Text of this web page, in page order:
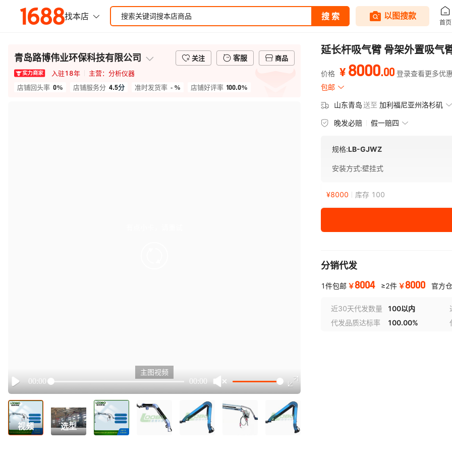
青岛路博伟业环保科技有限公司 关注 客服
商品
入驻18年 主营：分析仪器
店铺回头率 0% 店铺服务分 4.5分 准时发货率 - % 店铺好评率 100.0%
Play
00:00 00:00
主图视频
视频 选型
延长杆吸气臂 骨架外置吸气
价格 ¥ 8000.00 登录查看更多优
包邮
山东青岛送至 加利福尼亚州洛杉矶
晚发必赔 假一赔四
规格:LB-GJWZ
安装方式:壁挂式
¥8000 库存 100
分销代发
1件包邮 ￥8004 ≥2件 ￥8000 官方
近30天代发数量 100以内
代发品质达标率
100.00%